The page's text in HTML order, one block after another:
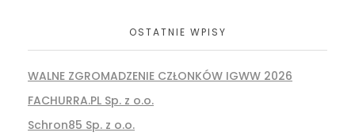
OSTATNIE WPISY
WALNE ZGROMADZENIE CZŁONKÓW IGWW 2026
FACHURRA.PL Sp. z o.o.
Schron85 Sp. z o.o.